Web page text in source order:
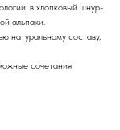
в хлопковый шнур-
альпаки.
натуральному составу,
сочетания